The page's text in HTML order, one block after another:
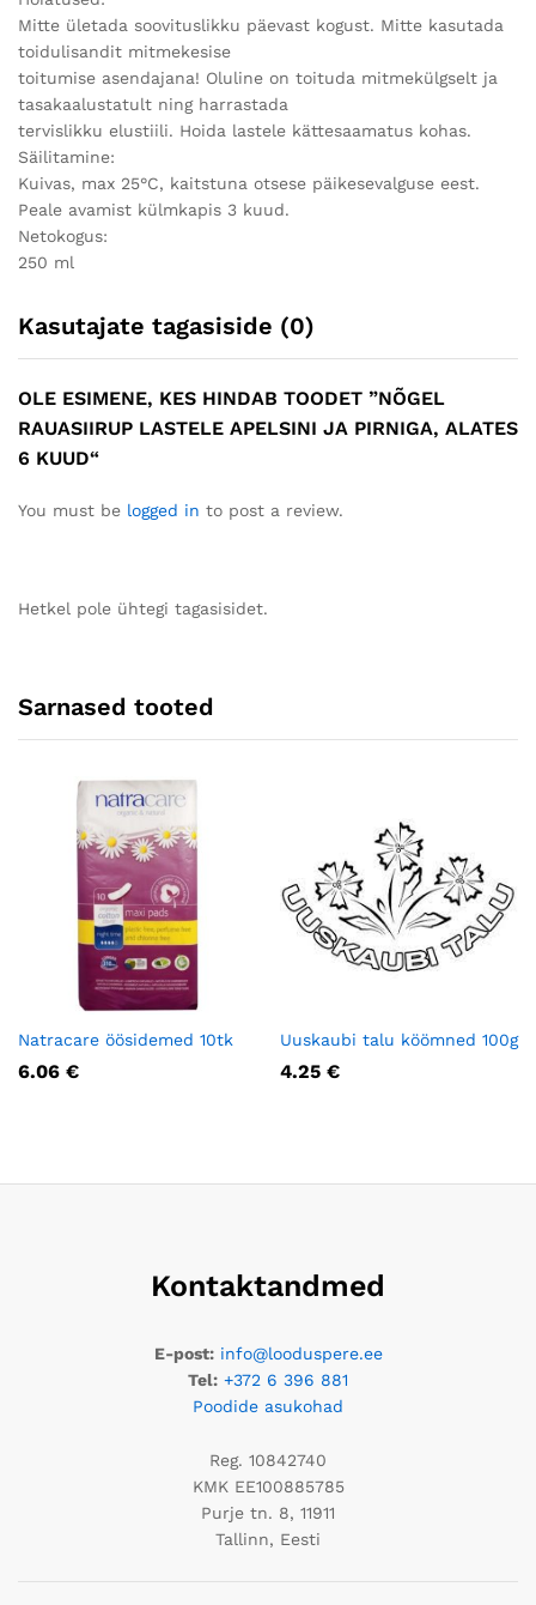
Mitte ületada soovituslikku päevast kogust. Mitte kasutada
toidulisandit mitmekesise
toitumise asendajana! Oluline on toituda mitmekülgselt ja
tasakaalustatult ning harrastada
tervislikku elustiili. Hoida lastele kättesaamatus kohas.
Säilitamine:
Kuivas, max 25°C, kaitstuna otsese päikesevalguse eest.
Peale avamist külmkapis 3 kuud.
Netokogus:
250 ml
Kasutajate tagasiside (0)
OLE ESIMENE, KES HINDAB TOODET ”NÕGEL
RAUASIIRUP LASTELE APELSINI JA PIRNIGA, ALATES
6 KUUD“
You must be logged in to post a review.
Hetkel pole ühtegi tagasisidet.
Sarnased tooted
Natracare öösidemed 10tk
6.06 €
Uuskaubi talu köömned 100g
4.25 €
Kontaktandmed
E-post: info@looduspere.ee
Tel: +372 6 396 881
Poodide asukohad
Reg. 10842740
KMK EE100885785
Purje tn. 8, 11911
Tallinn, Eesti